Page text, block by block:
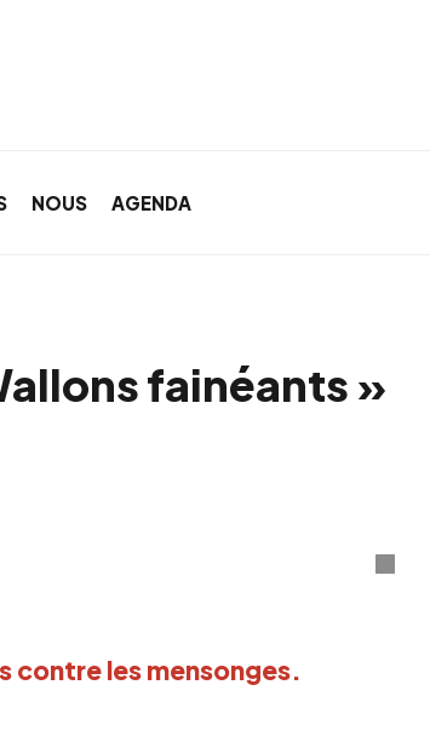
NOUS AGENDA
fainéants »
contre les mensonges.